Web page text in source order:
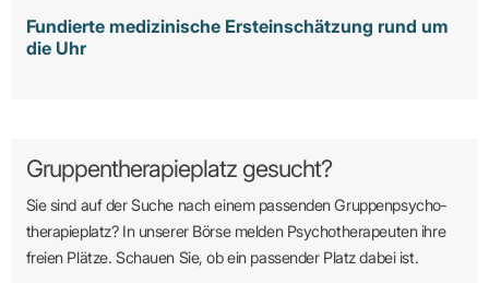
Fundierte medizinische Ersteinschätzung rund um
die Uhr
Gruppentherapieplatz gesucht?
Sie sind auf der Suche nach einem passenden Gruppen­psycho­
therapie­platz? In unserer Börse melden Psycho­­thera­­peuten ihre
freien Plätze. Schauen Sie, ob ein passender Platz dabei ist.